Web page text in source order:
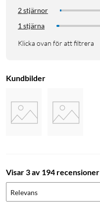
2 stjärnor
1 stjärna
Klicka ovan för att filtrera
Kundbilder
Visar 3 av 194 recensioner
Relevans